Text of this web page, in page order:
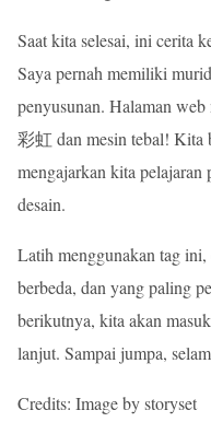
Saat kita selesai, ini cerita
Saya pernah memiliki
penyusunan. Halaman web
彩虹 dan mesin tebal! Kita
mengajarkan kita pelajaran
desain.
Latih menggunakan tag
berbeda, dan yang paling
berikutnya, kita akan
lanjut. Sampai jumpa,
Credits: Image by storyset